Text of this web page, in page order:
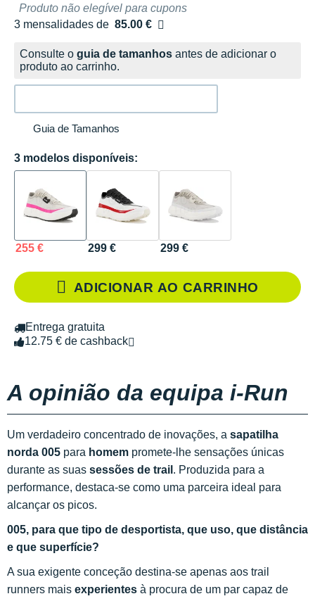
Produto não elegível para cupons
3 mensalidades de 85.00 €
sem custos
Consulte o guia de tamanhos antes de adicionar o
produto ao carrinho.
Guia de Tamanhos
3 modelos disponíveis:
255 € 299 € 299 €
ADICIONAR AO CARRINHO
Entrega gratuita
12.75 € de cashback
A opinião da equipa i-Run
Um verdadeiro concentrado de inovações, a sapatilha
norda 005 para homem promete-lhe sensações únicas
durante as suas sessões de trail . Produzida para a
performance, destaca-se como uma parceira ideal para
alcançar os picos.
005, para que tipo de desportista, que uso, que distância
e que superfície?
A sua exigente conceção destina-se apenas aos trail
runners mais experientes à procura de um par capaz de